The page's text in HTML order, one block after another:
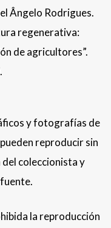
Ângelo Rodrigues.
regenerativa:
de agricultores”.
.
y fotografías de
reproducir sin
coleccionista y
la reproducción